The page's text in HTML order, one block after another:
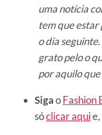
uma notícia
tem que
o dia
grato pelo o
por aquilo que
SigaoFashion
sóclicar aqui